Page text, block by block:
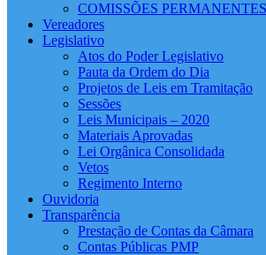
COMISSÕES PERMANENTES
Vereadores
Legislativo
Atos do Poder Legislativo
Pauta da Ordem do Dia
Projetos de Leis em Tramitação
Sessões
Leis Municipais – 2020
Materiais Aprovadas
Lei Orgânica Consolidada
Vetos
Regimento Interno
Ouvidoria
Transparência
Prestação de Contas da Câmara
Contas Públicas PMP